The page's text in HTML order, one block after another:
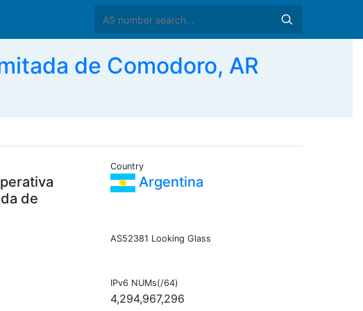
de Comodoro, AR
de
Country
Argentina
AS52381 Looking Glass
IPv6 NUMs(/64)
4,294,967,296